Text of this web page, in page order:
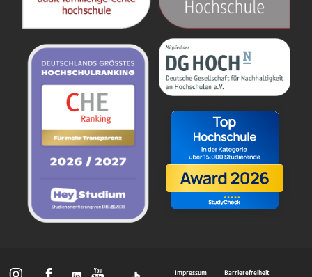
Impressum Barrierefreiheit